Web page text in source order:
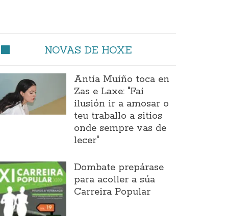
NOVAS DE HOXE
Antía Muíño toca en
Zas e Laxe: "Fai
ilusión ir a amosar o
teu traballo a sitios
onde sempre vas de
lecer"
Dombate prepárase
para acoller a súa
Carreira Popular